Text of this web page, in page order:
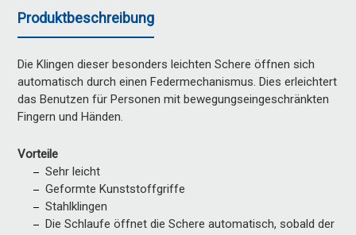
Produktbeschreibung
Die Klingen dieser besonders leichten Schere öffnen sich
automatisch durch einen Federmechanismus. Dies erleichtert
das Benutzen für Personen mit bewegungseingeschränkten
Fingern und Händen.
Vorteile
Sehr leicht
Geformte Kunststoffgriffe
Stahlklingen
Die Schlaufe öffnet die Schere automatisch, sobald der